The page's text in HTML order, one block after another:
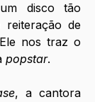
disco tão
reiteração de
nos traz o
popstar.
, a cantora